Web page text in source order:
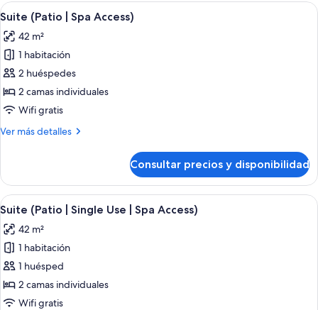
Use)
Abrir
todas
las
fotos
de
Suite
(Patio
Spa
Una sala de estar moderna con un
4
Suite (Patio | Spa Access)
42 m²
1 habitación
2 huéspedes
2 camas individuales
Wifi gratis
Ver más detalles
Más
(Patio
Spa
Consultar precios y disponibilidad
Abrir
todas
las
fotos
de
Suite
(Patio
Una sala de estar moderna con un
4
Suite (Patio | Single Use | Spa Access)
42 m²
1 habitación
1 huésped
2 camas individuales
Wifi gratis